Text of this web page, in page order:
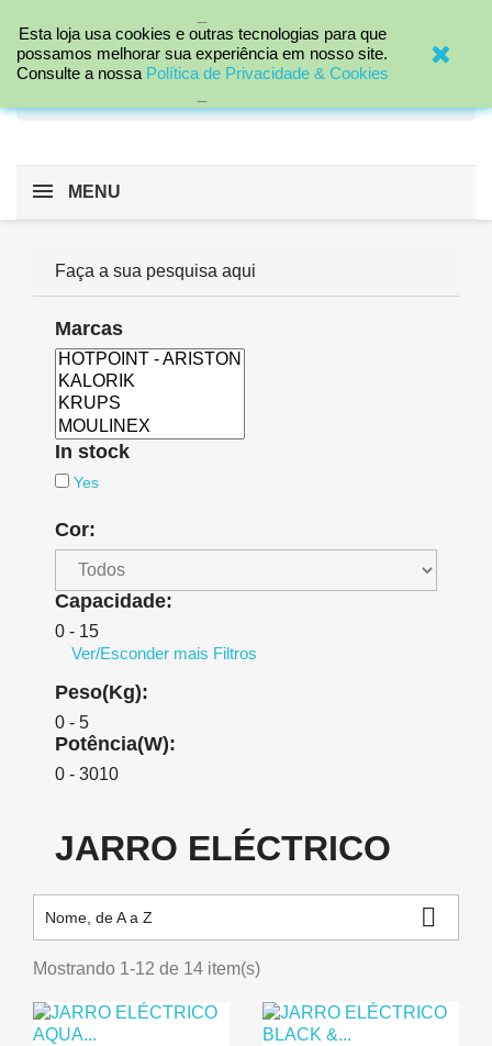

MENU
Faça a sua pesquisa aqui
Marcas
In stock
Yes
Cor:
Capacidade:
0 - 15
Ver/Esconder mais Filtros
Peso(Kg):
0 - 5
Potência(W):
0 - 3010
JARRO ELÉCTRICO
Nome, de A a Z 
Mostrando 1-12 de 14 item(s)
Esta loja usa cookies e outras tecnologias para que
possamos melhorar sua experiência em nosso site.
Consulte a nossa Política de Privacidade & Cookies